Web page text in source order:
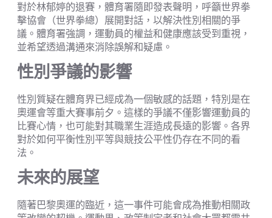
對於林郁婷的退賽，體育署隨即發表聲明，呼籲世界拳
擊協會（世界拳總）展開對話，以解決性別相關的爭
議。體育署強調，運動員的權益和健康應該受到重視，
並希望透過溝通來消除誤解和疑慮。
性別爭議的影響
性別質疑在體育界已經成為一個敏感的話題，特別是在
奧運會等重大賽事前夕。這樣的爭議不僅影響運動員的
比賽心情，也可能對其職業生涯造成長遠的影響。各界
對於如何平衡性別平等與競技公平性仍存在不同的看
法。
未來的展望
隨著巴黎奧運的臨近，這一事件可能會成為推動相關政